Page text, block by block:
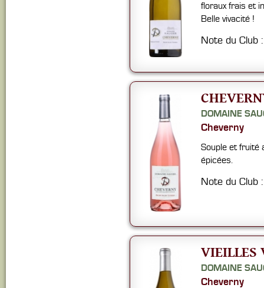
floraux frais et
Belle vivacité !
Note du Club
DOMAINE
Cheverny
Souple et fruité
épicées.
Note du Club
VIEILLES
DOMAINE
Cheverny